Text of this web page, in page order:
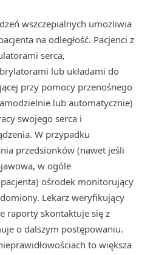
wszczepialnych umożliwia
na odległość. Pacjenci z
serca,
lub układami do
przy pomocy przenośnego
lub automatycznie)
swojego serca i
W przypadku
przedsionków (nawet jeśli
w ogóle
ośrodek monitorujący
Lekarz weryfikujący
raporty skontaktuje się z
o dalszym postępowaniu.
to większa